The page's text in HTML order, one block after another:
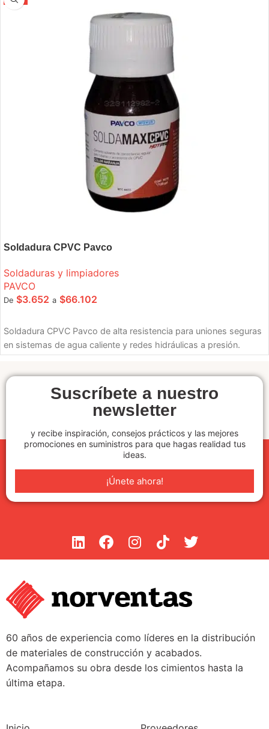
Soldadura CPVC Pavco
Soldaduras y limpiadores
PAVCO
De $3.652 a $66.102
Soldadura CPVC Pavco de alta resistencia para uniones seguras
en sistemas de agua caliente y redes hidráulicas a presión.
Suscríbete a nuestro
newsletter
y recibe inspiración, consejos prácticos y las mejores
promociones en suministros para que hagas realidad tus
ideas.
¡Únete ahora!
60 años de experiencia como líderes en la distribución
de materiales de construcción y acabados.
Acompañamos su obra desde los cimientos hasta la
última etapa.